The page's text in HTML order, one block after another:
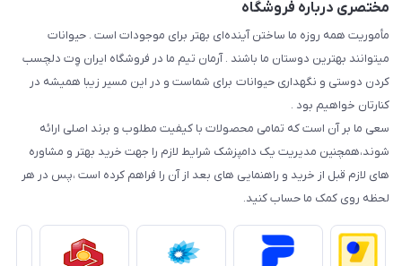
مختصری درباره فروشگاه
مأموریت همه روزه ما ساختن آینده‌ای بهتر برای موجودات است . حیوانات
میتوانند بهترین دوستان ما باشند . آرمان تیم ما در فروشگاه ایران وِت دلچسب
کردن دوستی و نگهداری حیوانات برای شماست و در این مسیر زیبا همیشه در
کنارتان خواهیم بود .
سعی ما بر آن است که تمامی محصولات با کیفیت مطلوب و برند اصلی ارائه
شوند،همچنین مدیریت یک دامپزشک شرایط لازم را جهت خرید بهتر و مشاوره
های لازم قبل از خرید و راهنمایی های بعد از آن را فراهم کرده است ،پس در هر
لحظه روی کمک ما حساب کنید.